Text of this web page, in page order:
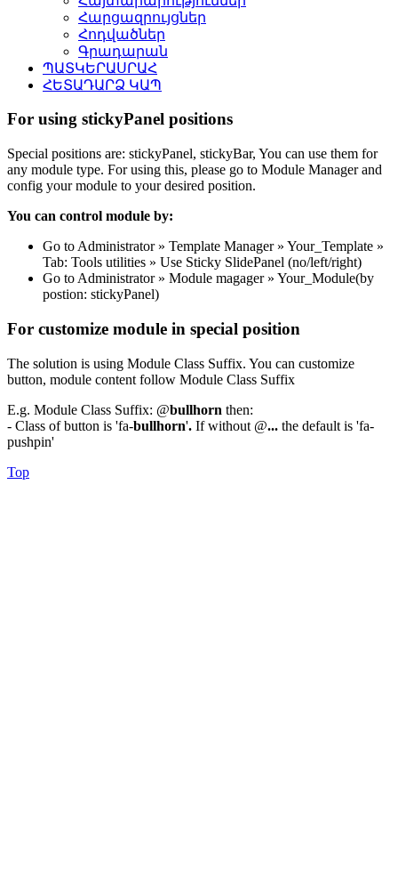
Հարցազրույցներ
Հոդվածներ
Գրադարան
ՊԱՏԿԵՐԱՍՐԱՀ
ՀԵՏԱԴԱՐՁ ԿԱՊ
For using stickyPanel positions
Special positions are: stickyPanel, stickyBar, You can use them for
any module type. For using this, please go to Module Manager and
config your module to your desired position.
You can control module by:
Go to Administrator » Template Manager » Your_Template »
Tab: Tools utilities » Use Sticky SlidePanel (no/left/right)
Go to Administrator » Module magager » Your_Module(by
postion: stickyPanel)
For customize module in special position
The solution is using Module Class Suffix. You can customize
button, module content follow Module Class Suffix
E.g. Module Class Suffix: @bullhorn then:
- Class of button is 'fa-bullhorn'. If without @... the default is 'fa-
pushpin'
Top